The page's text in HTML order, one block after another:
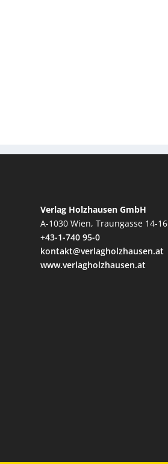
Verlag Holzhausen GmbH
A-1030 Wien, Traungasse 14-16
+43-1-740 95-0
kontakt@verlagholzhausen.at
www.verlagholzhausen.at